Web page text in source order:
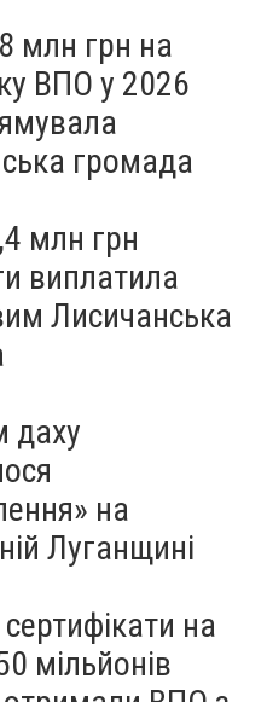
млн грн на
ВПО у 2026
громада
млн грн
виплатила
Лисичанська
даху
на
Луганщині
на
мільйонів